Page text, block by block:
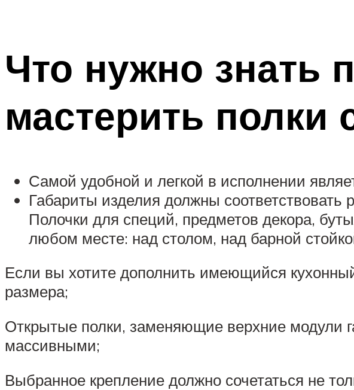
Что нужно знать
мастерить полки
Самой удобной и легкой в исполнении
Габариты изделия должны
Полочки для специй, предметов декора,
любом месте: над столом, над барной
Если вы хотите дополнить имеющийся кухонный
размера;
Открытые полки, заменяющие верхние модули
массивными;
Выбранное крепление должно сочетаться не